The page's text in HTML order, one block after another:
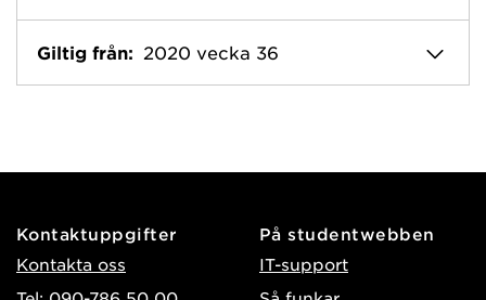
Giltig från: 2020 vecka 36
Kontaktuppgifter
Kontakta oss
På studentwebben
IT-support